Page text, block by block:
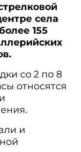
села
155
со 2 по 8
относятся
и